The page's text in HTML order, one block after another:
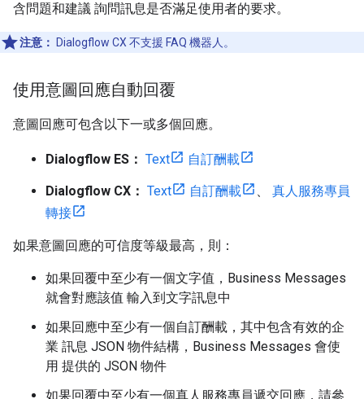
含問題和建議 詢問訊息是否滿足使用者的要求。
注意： Dialogflow CX 不支援 FAQ 機器人。
使用意圖回應自動回覆
意圖回應可包含以下一或多個回應。
Dialogflow ES： Text 自訂酬載
Dialogflow CX： Text 自訂酬載 、 真人服務專員
轉接
如果意圖回應的可信度等級最高，則：
如果回覆中至少有一個文字值，Business Messages
就會對應該值 輸入到文字訊息中
如果回應中至少有一個自訂酬載，其中包含有效的企
業 訊息 JSON 物件結構，Business Messages 會使
用 提供的 JSON 物件
如果回覆中至少有一個真人服務專員遞交回應，請參